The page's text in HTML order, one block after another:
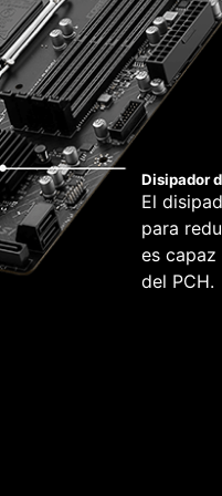
Disipador
El
para
es
del PCH.